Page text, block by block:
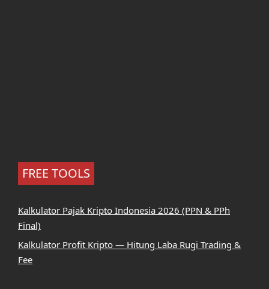
FREE TOOLS
Kalkulator Pajak Kripto Indonesia 2026 (PPN & PPh
Final)
Kalkulator Profit Kripto — Hitung Laba Rugi Trading &
Fee